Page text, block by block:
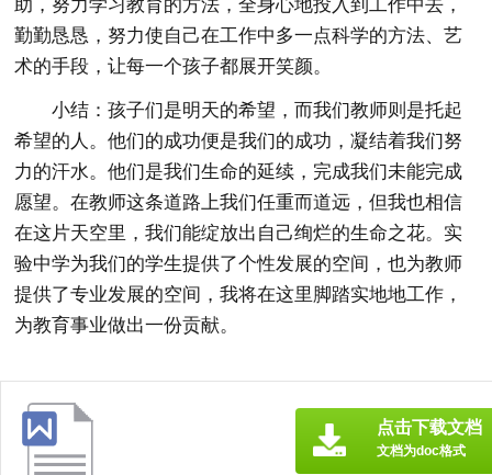
助，努力学习教育的方法，全身心地投入到工作中去，
勤勤恳恳，努力使自己在工作中多一点科学的方法、艺
术的手段，让每一个孩子都展开笑颜。
小结：孩子们是明天的希望，而我们教师则是托起
希望的人。他们的成功便是我们的成功，凝结着我们努
力的汗水。他们是我们生命的延续，完成我们未能完成
愿望。在教师这条道路上我们任重而道远，但我也相信
在这片天空里，我们能绽放出自己绚烂的生命之花。实
验中学为我们的学生提供了个性发展的空间，也为教师
提供了专业发展的空间，我将在这里脚踏实地地工作，
为教育事业做出一份贡献。
点击下载文档
文档为doc格式